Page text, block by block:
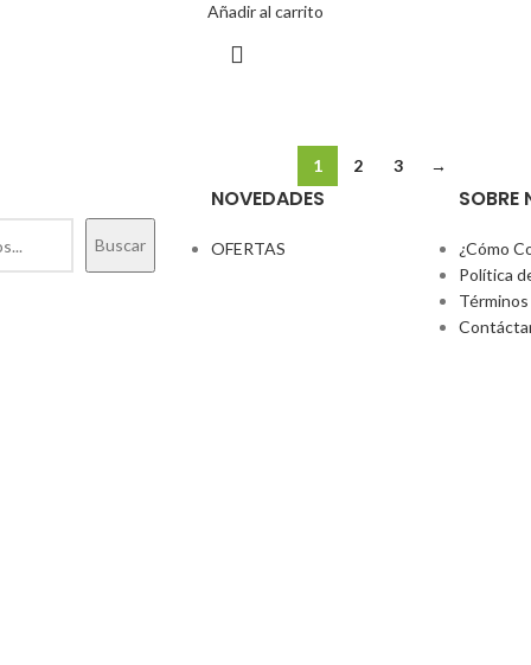
Añadir al carrito
1 2 3 →
Buscar
NOVEDADES
OFERTAS
SOBRE
¿Cómo
Política